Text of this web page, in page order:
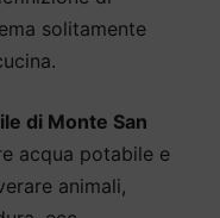
solitamente
di Monte San
acqua potabile e
animali,